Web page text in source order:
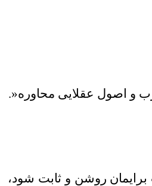
و اصول عقلایی محاوره.»
روشن و ثابت شود،